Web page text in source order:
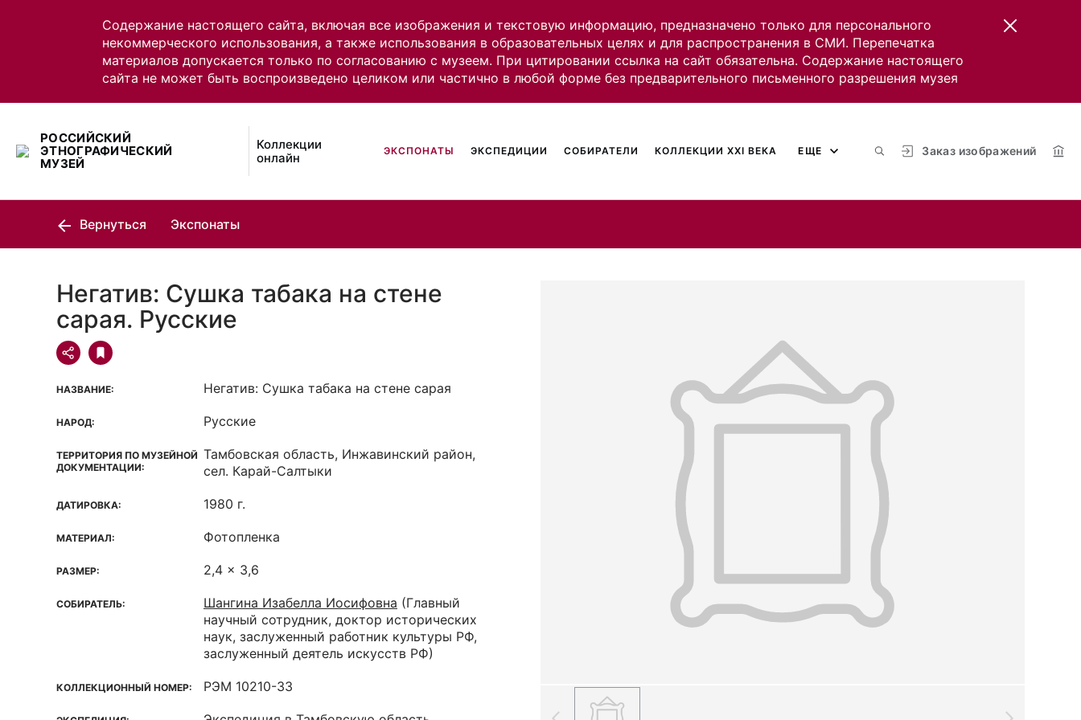
Содержание настоящего сайта, включая все изображения и текстовую информацию, предназначено только для персонального
некоммерческого использования, а также использования в образовательных целях и для распространения в СМИ. Перепечатка
материалов допускается только по согласованию с музеем. При цитировании ссылка на сайт обязательна. Содержание настоящего
сайта не может быть воспроизведено целиком или частично в любой форме без предварительного письменного разрешения музея
РОССИЙСКИЙ
ЭТНОГРАФИЧЕСКИЙ
МУЗЕЙ
Коллекции
онлайн
Заказ изображений
ЭКСПОНАТЫ ЭКСПЕДИЦИИ СОБИРАТЕЛИ КОЛЛЕКЦИИ XXI ВЕКА ЕЩЕ
Вернуться Экспонаты
Негатив: Сушка табака на стене
сарая. Русские
НАЗВАНИЕ: Негатив: Сушка табака на стене сарая
НАРОД: Русские
ТЕРРИТОРИЯ ПО МУЗЕЙНОЙ
ДОКУМЕНТАЦИИ:
Тамбовская область, Инжавинский район,
сел. Карай-Салтыки
ДАТИРОВКА: 1980 г.
МАТЕРИАЛ: Фотопленка
РАЗМЕР: 2,4 x 3,6
СОБИРАТЕЛЬ: Шангина Изабелла Иосифовна (Главный
научный сотрудник, доктор исторических
наук, заслуженный работник культуры РФ,
заслуженный деятель искусств РФ)
КОЛЛЕКЦИОННЫЙ НОМЕР: РЭМ 10210-33